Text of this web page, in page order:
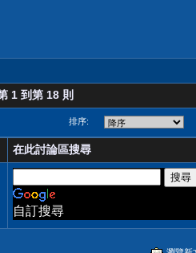
1 到第 18 則
排序:
在此討論區搜尋
自訂搜尋